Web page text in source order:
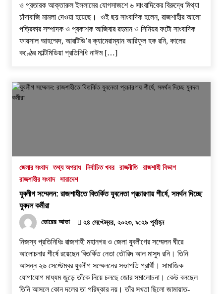
বাগমারায় যুবদলের নেতাকে পিটিয়ে আহত করলো
ছাত্রদলের তিন নেতা
১৭ জুলাই, ২০২৬, ৮:০৬ অপরাহ্ন
১৭ জুলাই, ২০২৬, ৪:৩৩ অপরাহ্ন
ও প্রতারক আক্তারুল ইসলামের যোগসাজশে ৬ সাংবাদিকের বিরুদ্ধে মিথ্যা
চাঁদাবাজি মামলা দেওয়া হয়েছে। ওই ছয় সাংবাদিক হলেন, রাজশাহীর আলো
পত্রিকার সম্পাদক ও প্রকাশক আজিবার রহমান ও সিনিয়র ফটো সাংবাদিক
ফায়সাল আহম্মেদ, আরটিভি’র ক্যামেরাম্যান আরিফুল হক রনি, কালের
কণ্ঠের মাল্টিমিডিয়া প্রতিনিধি নাঈম […]
জেলার সংবাদ তথ্য অপরাধ নির্বাচিত খবর রাজনীতি
রাজশাহী বিভাগ
রাজশাহীর সংবাদ
সারাদেশ
যুবলীগ সম্মেলন: রাজশাহীতে বিতর্কিত যুবনেতা প্রচারণায় শীর্ষে, সমর্থন দিচ্ছে
যুবদল কর্মীরা
ভোরের আভা ২৪ সেপ্টেম্বর, ২০২৩, ৯:২৯ পূর্বাহ্ন
নিজস্ব প্রতিনিধিঃ রাজশাহী মহানগর ও জেলা যুবলীগের সম্মেলন ঘীরে
আলোচনার শীর্ষে রয়েছেন বিতর্কিত নেতা তৌরিদ আল মাসুদ রনি। তিনি
আসন্ন ২৬ সেপ্টেম্বর যুবলীগ সম্মেলনের সভাপতি প্রার্থী। সামাজিক
যোগাযোগ মাধ্যম জুড়ে তাঁকে নিয়ে চলছে জোর সমালোচনা। কেউ বলছেল
তিনি আসলে কোন দলের তা পরিষ্কার নয়। তাঁর সখতা ছিলো জামায়াত-